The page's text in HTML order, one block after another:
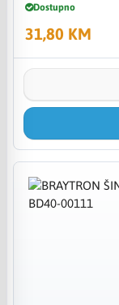
Dostupno
31,80 KM